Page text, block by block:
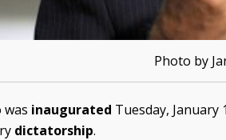
Photo by
was inaugurated Tuesday,
dictatorship.